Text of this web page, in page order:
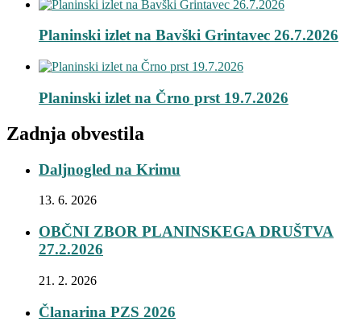
Planinski izlet na Bavški Grintavec 26.7.2026
Planinski izlet na Črno prst 19.7.2026
Zadnja obvestila
Daljnogled na Krimu
13. 6. 2026
OBČNI ZBOR PLANINSKEGA DRUŠTVA
27.2.2026
21. 2. 2026
Članarina PZS 2026